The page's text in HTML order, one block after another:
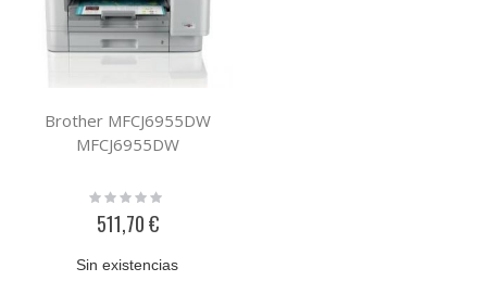
Brother MFCJ6955DW
MFCJ6955DW
Rating:
511,70 €
Sin existencias